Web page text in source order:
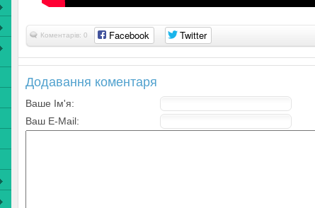
Коментарів: 0 Facebook Twitter
Додавання коментаря
Ваше Ім'я:
Ваш E-Mail: